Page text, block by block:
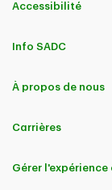
Accessibilité
Info SADC
À propos de nous
Carrières
Gérer l'expérience